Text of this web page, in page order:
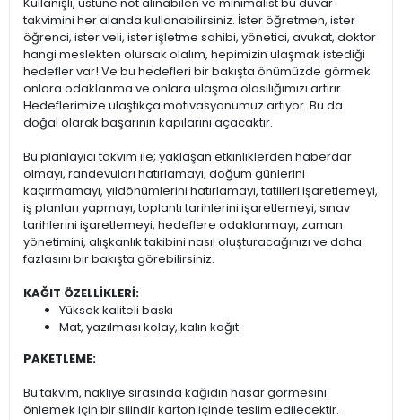
Kullanışlı, üstüne not alınabilen ve minimalist bu duvar
takvimini her alanda kullanabilirsiniz. İster öğretmen, ister
öğrenci, ister veli, ister işletme sahibi, yönetici, avukat, doktor
hangi meslekten olursak olalım, hepimizin ulaşmak istediği
hedefler var! Ve bu hedefleri bir bakışta önümüzde görmek
onlara odaklanma ve onlara ulaşma olasılığımızı artırır.
Hedeflerimize ulaştıkça motivasyonumuz artıyor. Bu da
doğal olarak başarının kapılarını açacaktır.
Bu planlayıcı takvim ile; yaklaşan etkinliklerden haberdar
olmayı, randevuları hatırlamayı, doğum günlerini
kaçırmamayı, yıldönümlerini hatırlamayı, tatilleri işaretlemeyi,
iş planları yapmayı, toplantı tarihlerini işaretlemeyi, sınav
tarihlerini işaretlemeyi, hedeflere odaklanmayı, zaman
yönetimini, alışkanlık takibini nasıl oluşturacağınızı ve daha
fazlasını bir bakışta görebilirsiniz.
KAĞIT ÖZELLİKLERİ:
Yüksek kaliteli baskı
Mat, yazılması kolay, kalın kağıt
PAKETLEME:
Bu takvim, nakliye sırasında kağıdın hasar görmesini
önlemek için bir silindir karton içinde teslim edilecektir.